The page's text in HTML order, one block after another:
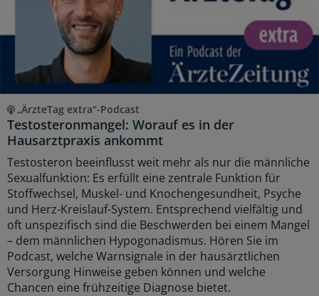
„ÄrzteTag extra“-Podcast
Testosteronmangel: Worauf es in der
Hausarztpraxis ankommt
Testosteron beeinflusst weit mehr als nur die männliche
Sexualfunktion: Es erfüllt eine zentrale Funktion für
Stoffwechsel, Muskel- und Knochengesundheit, Psyche
und Herz-Kreislauf-System. Entsprechend vielfältig und
oft unspezifisch sind die Beschwerden bei einem Mangel
– dem männlichen Hypogonadismus. Hören Sie im
Podcast, welche Warnsignale in der hausärztlichen
Versorgung Hinweise geben können und welche
Chancen eine frühzeitige Diagnose bietet.